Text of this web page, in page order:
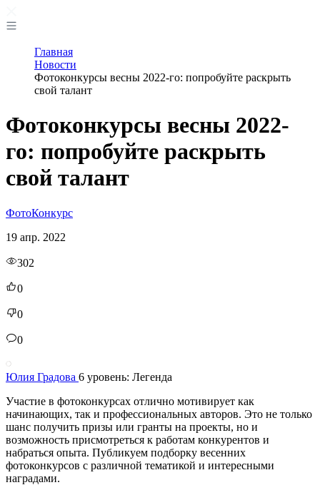
Главная
Новости
Фотоконкурсы весны 2022-го: попробуйте раскрыть
свой талант
Фотоконкурсы весны 2022-
го: попробуйте раскрыть
свой талант
ФотоКонкурс
19 апр. 2022
302
0
0
0
Юлия Градова 6 уровень: Легенда
Участие в фотоконкурсах отлично мотивирует как
начинающих, так и профессиональных авторов. Это не только
шанс получить призы или гранты на проекты, но и
возможность присмотреться к работам конкурентов и
набраться опыта. Публикуем подборку весенних
фотоконкурсов с различной тематикой и интересными
наградами.